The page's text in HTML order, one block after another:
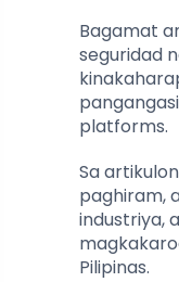
Bagamat
seguridad
platforms.
Sa
paghiram,
industriya,
Pilipinas.